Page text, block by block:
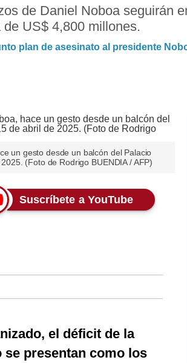
de Daniel Noboa seguirán
US$ 4,800 millones.
plan de asesinato al presidente
un gesto desde un balcón del Palacio
(Foto de Rodrigo BUENDIA / AFP)
Suscríbete a YouTube
el déficit de la
se presentan como los